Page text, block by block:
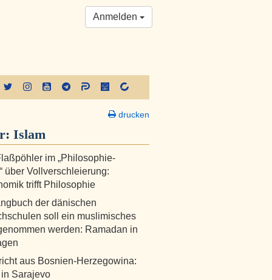
Anmelden
drucken
Islam
im „Philosophie-
über Vollverschleierung:
trifft Philosophie
der dänischen
soll ein muslimisches
werden: Ramadan in
aus Bosnien-Herzegowina:
Sarajevo